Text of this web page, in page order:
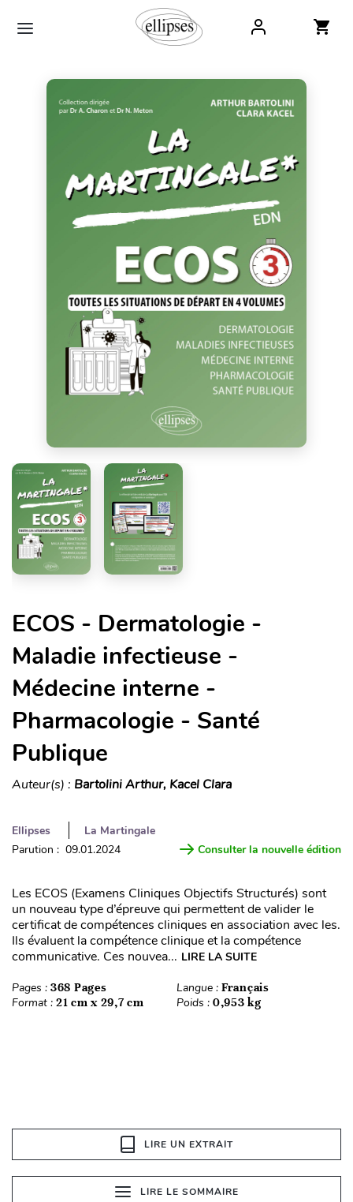
ECOS - Dermatologie -
Maladie infectieuse -
Médecine interne -
Pharmacologie - Santé
Publique
Auteur(s) : Bartolini Arthur, Kacel Clara
Ellipses
La Martingale
Parution : 09.01.2024
Consulter la nouvelle édition
Les ECOS (Examens Cliniques Objectifs Structurés) sont
un nouveau type d’épreuve qui permettent de valider le
certificat de compétences cliniques en association avec les.
Ils évaluent la compétence clinique et la compétence
communicative. Ces nouvea... LIRE LA SUITE
Pages : 368 Pages Langue : Français
Format : 21 cm x 29,7 cm Poids : 0,953 kg
LIRE UN EXTRAIT
LIRE LE SOMMAIRE